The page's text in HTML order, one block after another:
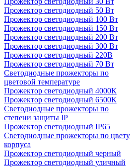
Прожектор светодиодный 50 Вт
Прожектор светодиодный 100 Вт
Прожектор светодиодный 150 Вт
Прожектор светодиодный 200 Вт
Прожектор светодиодный 300 Вт
Прожектор светодиодный 220В
Прожектор светодиодный 70 Вт
Светодиодные прожекторы по
цветовой температуре
Прожектор светодиодный 4000К
Прожектор светодиодный 6500К
Светодиодные прожекторы по
степени защиты IP
Прожектор светодиодный IP65
Светодиодные прожекторы по цвету
корпуса
Прожектор светодиодный черный
Прожектор светодиодный уличный